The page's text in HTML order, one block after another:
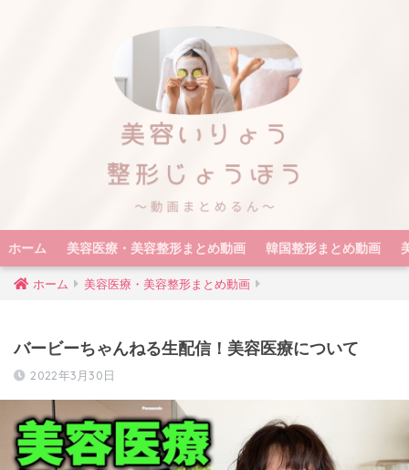
ホーム 美容医療・美容整形まとめ動画 韓国整形まとめ動画
ホーム 美容医療・美容整形まとめ動画
バービーちゃんねる生配信！美容医療について
2022年3月30日